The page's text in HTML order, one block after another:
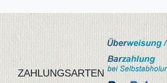
ZAHLUNGSARTEN